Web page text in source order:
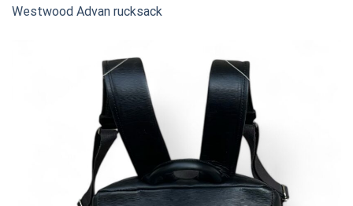
Westwood Advan rucksack